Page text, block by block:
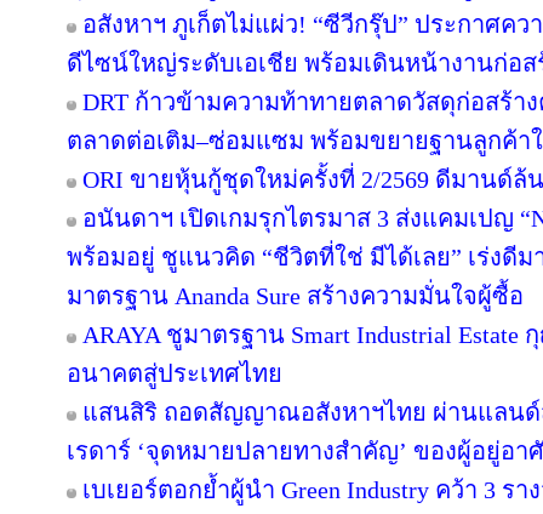
อสังหาฯ ภูเก็ตไม่แผ่ว! “ซีวีกรุ๊ป” ประกาศคว
ดีไซน์ใหญ่ระดับเอเชีย พร้อมเดินหน้างานก่อส
DRT ก้าวข้ามความท้าทายตลาดวัสดุก่อสร้า
ตลาดต่อเติม–ซ่อมแซม พร้อมขยายฐานลูกค้
ORI ขายหุ้นกู้ชุดใหม่ครั้งที่ 2/2569 ดีมานด์ล้
อนันดาฯ เปิดเกมรุกไตรมาส 3 ส่งแคมเปญ
พร้อมอยู่ ชูแนวคิด “ชีวิตที่ใช่ มีได้เลย” เร่งดี
มาตรฐาน Ananda Sure สร้างความมั่นใจผู้ซื้อ
ARAYA ชูมาตรฐาน Smart Industrial
อนาคตสู่ประเทศไทย
แสนสิริ ถอดสัญญาณอสังหาฯไทย ผ่านแลนด์
เรดาร์ ‘จุดหมายปลายทางสำคัญ’ ของผู้อยู่อ
เบเยอร์ตอกย้ำผู้นำ Green Industry คว้า 3 ร